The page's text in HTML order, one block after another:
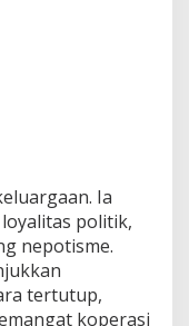
Ia
politik,
nepotisme.
tertutup,
koperasi